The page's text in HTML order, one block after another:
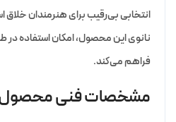
انتخابی بی‌رقیب برای هنرمندان خلاق
نانوی این محصول، امکان استفاده
فراهم می‌کند.
مشخصات فنی